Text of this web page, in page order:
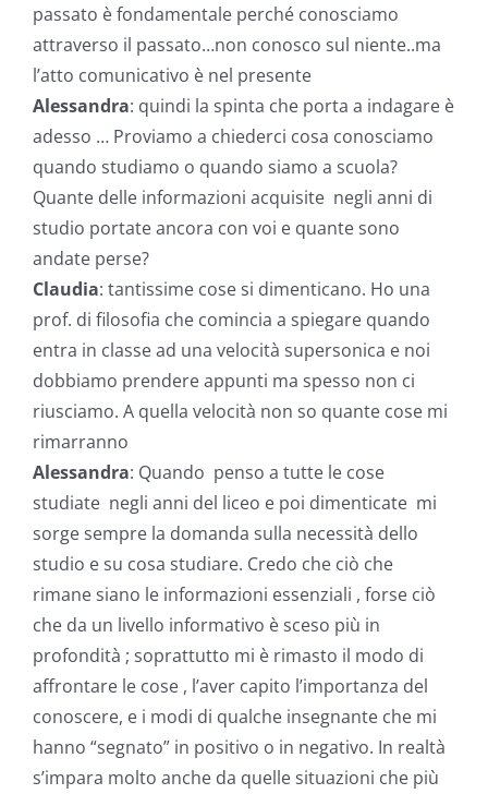
passato è fondamentale perché conosciamo
attraverso il passato…non conosco sul niente..ma
l’atto comunicativo è nel presente
Alessandra: quindi la spinta che porta a indagare è
adesso … Proviamo a chiederci cosa conosciamo
quando studiamo o quando siamo a scuola?
Quante delle informazioni acquisite negli anni di
studio portate ancora con voi e quante sono
andate perse?
Claudia: tantissime cose si dimenticano. Ho una
prof. di filosofia che comincia a spiegare quando
entra in classe ad una velocità supersonica e noi
dobbiamo prendere appunti ma spesso non ci
riusciamo. A quella velocità non so quante cose mi
rimarranno
Alessandra: Quando penso a tutte le cose
studiate negli anni del liceo e poi dimenticate mi
sorge sempre la domanda sulla necessità dello
studio e su cosa studiare. Credo che ciò che
rimane siano le informazioni essenziali , forse ciò
che da un livello informativo è sceso più in
profondità ; soprattutto mi è rimasto il modo di
affrontare le cose , l’aver capito l’importanza del
conoscere, e i modi di qualche insegnante che mi
hanno “segnato” in positivo o in negativo. In realtà
s’impara molto anche da quelle situazioni che più